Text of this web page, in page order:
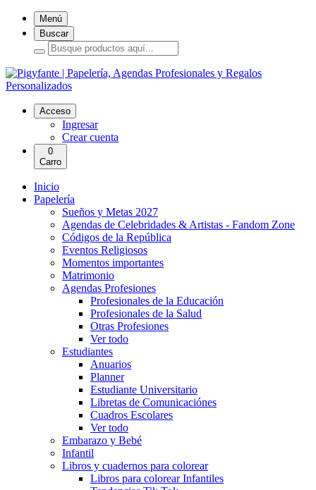
Menú
Buscar
Acceso
Ingresar
Crear cuenta
0
Carro
Inicio
Papelería
Sueños y Metas 2027
Agendas de Celebridades & Artistas - Fandom Zone
Códigos de la República
Eventos Religiosos
Momentos importantes
Matrimonio
Agendas Profesiones
Profesionales de la Educación
Profesionales de la Salud
Otras Profesiones
Ver todo
Estudiantes
Anuarios
Planner
Estudiante Universitario
Libretas de Comunicaciónes
Cuadros Escolares
Ver todo
Embarazo y Bebé
Infantil
Libros y cuadernos para colorear
Libros para colorear Infantiles